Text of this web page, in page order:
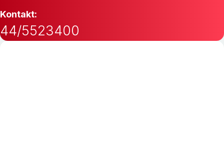
Kontakt:
44/5523400